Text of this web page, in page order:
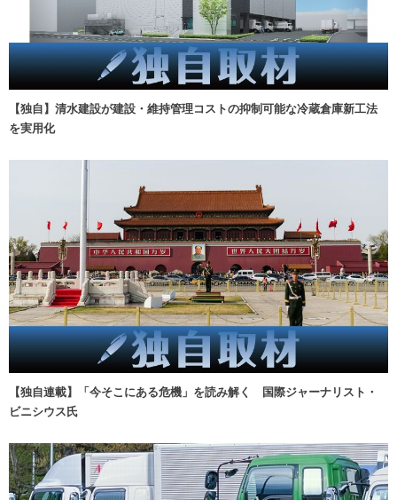
【独自】清水建設が建設・維持管理コストの抑制可能な冷蔵倉庫新工法
を実用化
【独自連載】「今そこにある危機」を読み解く 国際ジャーナリスト・
ビニシウス氏